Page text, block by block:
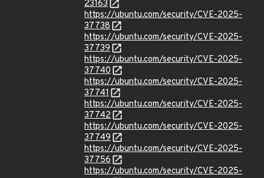
23163
https://ubuntu.com/security/CVE-2025-
37738
https://ubuntu.com/security/CVE-2025-
37739
https://ubuntu.com/security/CVE-2025-
37740
https://ubuntu.com/security/CVE-2025-
37741
https://ubuntu.com/security/CVE-2025-
37742
https://ubuntu.com/security/CVE-2025-
37749
https://ubuntu.com/security/CVE-2025-
37756
https://ubuntu.com/security/CVE-2025-